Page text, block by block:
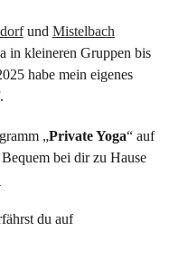
und Mistelbach
in kleineren Gruppen bis
habe mein eigenes
.
„Private Yoga“ auf
bei dir zu Hause
du auf